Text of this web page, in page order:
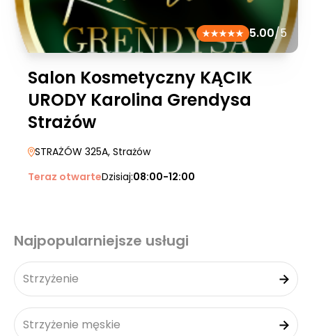
5.00/5
Salon Kosmetyczny KĄCIK
URODY Karolina Grendysa
Strażów
STRAŻÓW 325A, Strażów
Teraz otwarteDzisiaj:08:00-12:00
Najpopularniejsze usługi
Strzyżenie
Strzyżenie męskie